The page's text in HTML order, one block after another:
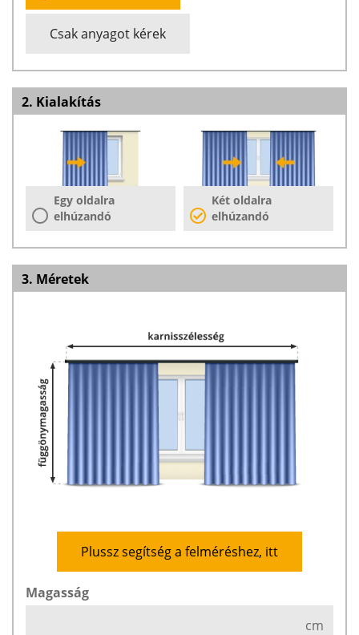
Csak anyagot kérek
2. Kialakítás
Egy oldalra
elhúzandó
Két oldalra
elhúzandó
3. Méretek
Plussz segítség a felméréshez, itt
Magasság
cm